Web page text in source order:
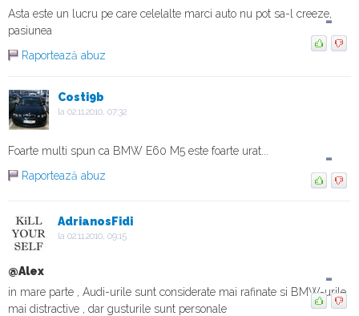
Asta este un lucru pe care celelalte marci auto nu pot sa-l creeze,
pasiunea
Raportează abuz
-
Costi9b
la 02.11.2010, 07:32
Foarte multi spun ca BMW E60 M5 este foarte urat...
Raportează abuz
-
AdrianosFidi
la 02.11.2010, 09:15
@Alex
in mare parte , Audi-urile sunt considerate mai rafinate si BMW-urile
mai distractive , dar gusturile sunt personale
-